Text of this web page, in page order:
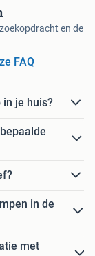
en de
FAQ
je huis?
in de
met